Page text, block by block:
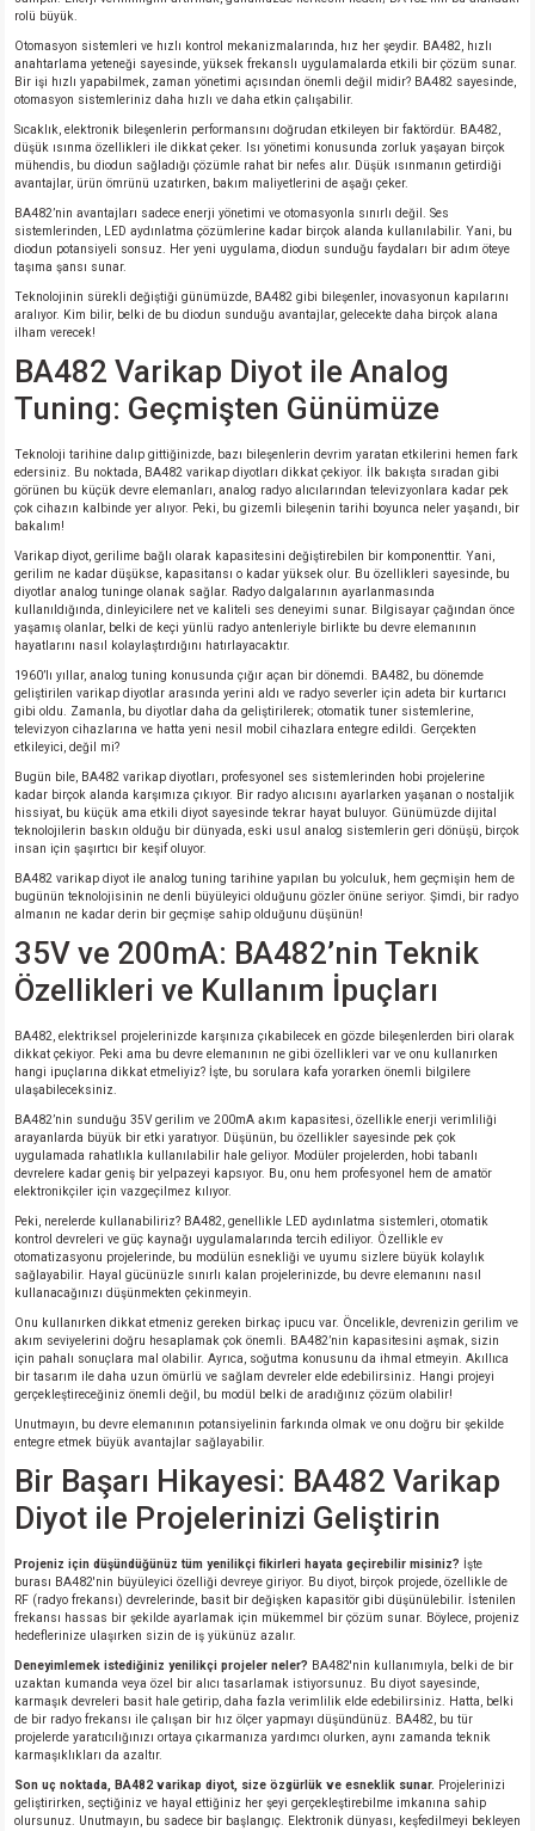
MARKA)
Tipi Kondansatör
Kondansatör
1206 Kılıf
402 Kılıf
603 Kılıf
805 Kılıf
Kılıf
Kılıf
Kılıf
Kılıf
rolü büyük.
Otomasyon sistemleri ve hızlı kontrol mekanizmalarında, hız her şeydir. BA482, hızlı
anahtarlama yeteneği sayesinde, yüksek frekanslı uygulamalarda etkili bir çözüm sunar.
Bir işi hızlı yapabilmek, zaman yönetimi açısından önemli değil midir? BA482 sayesinde,
otomasyon sistemleriniz daha hızlı ve daha etkin çalışabilir.
Sıcaklık, elektronik bileşenlerin performansını doğrudan etkileyen bir faktördür. BA482,
düşük ısınma özellikleri ile dikkat çeker. Isı yönetimi konusunda zorluk yaşayan birçok
mühendis, bu diodun sağladığı çözümle rahat bir nefes alır. Düşük ısınmanın getirdiği
avantajlar, ürün ömrünü uzatırken, bakım maliyetlerini de aşağı çeker.
BA482’nin avantajları sadece enerji yönetimi ve otomasyonla sınırlı değil. Ses
sistemlerinden, LED aydınlatma çözümlerine kadar birçok alanda kullanılabilir. Yani, bu
diodun potansiyeli sonsuz. Her yeni uygulama, diodun sunduğu faydaları bir adım öteye
taşıma şansı sunar.
Teknolojinin sürekli değiştiği günümüzde, BA482 gibi bileşenler, inovasyonun kapılarını
aralıyor. Kim bilir, belki de bu diodun sunduğu avantajlar, gelecekte daha birçok alana
ilham verecek!
BA482 Varikap Diyot ile Analog
Tuning: Geçmişten Günümüze
Teknoloji tarihine dalıp gittiğinizde, bazı bileşenlerin devrim yaratan etkilerini hemen fark
edersiniz. Bu noktada, BA482 varikap diyotları dikkat çekiyor. İlk bakışta sıradan gibi
görünen bu küçük devre elemanları, analog radyo alıcılarından televizyonlara kadar pek
çok cihazın kalbinde yer alıyor. Peki, bu gizemli bileşenin tarihi boyunca neler yaşandı, bir
bakalım!
Varikap diyot, gerilime bağlı olarak kapasitesini değiştirebilen bir komponenttir. Yani,
gerilim ne kadar düşükse, kapasitansı o kadar yüksek olur. Bu özellikleri sayesinde, bu
diyotlar analog tuninge olanak sağlar. Radyo dalgalarının ayarlanmasında
kullanıldığında, dinleyicilere net ve kaliteli ses deneyimi sunar. Bilgisayar çağından önce
yaşamış olanlar, belki de keçi yünlü radyo antenleriyle birlikte bu devre elemanının
hayatlarını nasıl kolaylaştırdığını hatırlayacaktır.
1960’lı yıllar, analog tuning konusunda çığır açan bir dönemdi. BA482, bu dönemde
geliştirilen varikap diyotlar arasında yerini aldı ve radyo severler için adeta bir kurtarıcı
gibi oldu. Zamanla, bu diyotlar daha da geliştirilerek; otomatik tuner sistemlerine,
televizyon cihazlarına ve hatta yeni nesil mobil cihazlara entegre edildi. Gerçekten
etkileyici, değil mi?
Bugün bile, BA482 varikap diyotları, profesyonel ses sistemlerinden hobi projelerine
kadar birçok alanda karşımıza çıkıyor. Bir radyo alıcısını ayarlarken yaşanan o nostaljik
hissiyat, bu küçük ama etkili diyot sayesinde tekrar hayat buluyor. Günümüzde dijital
teknolojilerin baskın olduğu bir dünyada, eski usul analog sistemlerin geri dönüşü, birçok
insan için şaşırtıcı bir keşif oluyor.
BA482 varikap diyot ile analog tuning tarihine yapılan bu yolculuk, hem geçmişin hem de
bugünün teknolojisinin ne denli büyüleyici olduğunu gözler önüne seriyor. Şimdi, bir radyo
almanın ne kadar derin bir geçmişe sahip olduğunu düşünün!
35V ve 200mA: BA482’nin Teknik
Özellikleri ve Kullanım İpuçları
BA482, elektriksel projelerinizde karşınıza çıkabilecek en gözde bileşenlerden biri olarak
dikkat çekiyor. Peki ama bu devre elemanının ne gibi özellikleri var ve onu kullanırken
hangi ipuçlarına dikkat etmeliyiz? İşte, bu sorulara kafa yorarken önemli bilgilere
ulaşabileceksiniz.
BA482’nin sunduğu 35V gerilim ve 200mA akım kapasitesi, özellikle enerji verimliliği
arayanlarda büyük bir etki yaratıyor. Düşünün, bu özellikler sayesinde pek çok
uygulamada rahatlıkla kullanılabilir hale geliyor. Modüler projelerden, hobi tabanlı
devrelere kadar geniş bir yelpazeyi kapsıyor. Bu, onu hem profesyonel hem de amatör
elektronikçiler için vazgeçilmez kılıyor.
Peki, nerelerde kullanabiliriz? BA482, genellikle LED aydınlatma sistemleri, otomatik
kontrol devreleri ve güç kaynağı uygulamalarında tercih ediliyor. Özellikle ev
otomatizasyonu projelerinde, bu modülün esnekliği ve uyumu sizlere büyük kolaylık
sağlayabilir. Hayal gücünüzle sınırlı kalan projelerinizde, bu devre elemanını nasıl
kullanacağınızı düşünmekten çekinmeyin.
Onu kullanırken dikkat etmeniz gereken birkaç ipucu var. Öncelikle, devrenizin gerilim ve
akım seviyelerini doğru hesaplamak çok önemli. BA482’nin kapasitesini aşmak, sizin
için pahalı sonuçlara mal olabilir. Ayrıca, soğutma konusunu da ihmal etmeyin. Akıllıca
bir tasarım ile daha uzun ömürlü ve sağlam devreler elde edebilirsiniz. Hangi projeyi
gerçekleştireceğiniz önemli değil, bu modül belki de aradığınız çözüm olabilir!
Unutmayın, bu devre elemanının potansiyelinin farkında olmak ve onu doğru bir şekilde
entegre etmek büyük avantajlar sağlayabilir.
Bir Başarı Hikayesi: BA482 Varikap
Diyot ile Projelerinizi Geliştirin
Projeniz için düşündüğünüz tüm yenilikçi fikirleri hayata geçirebilir misiniz? İşte
burası BA482'nin büyüleyici özelliği devreye giriyor. Bu diyot, birçok projede, özellikle de
RF (radyo frekansı) devrelerinde, basit bir değişken kapasitör gibi düşünülebilir. İstenilen
frekansı hassas bir şekilde ayarlamak için mükemmel bir çözüm sunar. Böylece, projeniz
hedeflerinize ulaşırken sizin de iş yükünüz azalır.
Deneyimlemek istediğiniz yenilikçi projeler neler? BA482'nin kullanımıyla, belki de bir
uzaktan kumanda veya özel bir alıcı tasarlamak istiyorsunuz. Bu diyot sayesinde,
karmaşık devreleri basit hale getirip, daha fazla verimlilik elde edebilirsiniz. Hatta, belki
de bir radyo frekansı ile çalışan bir hız ölçer yapmayı düşündünüz. BA482, bu tür
projelerde yaratıcılığınızı ortaya çıkarmanıza yardımcı olurken, aynı zamanda teknik
karmaşıklıkları da azaltır.
Son uç noktada, BA482 varikap diyot, size özgürlük ve esneklik sunar. Projelerinizi
geliştirirken, seçtiğiniz ve hayal ettiğiniz her şeyi gerçekleştirebilme imkanına sahip
olursunuz. Unutmayın, bu sadece bir başlangıç. Elektronik dünyası, keşfedilmeyi bekleyen